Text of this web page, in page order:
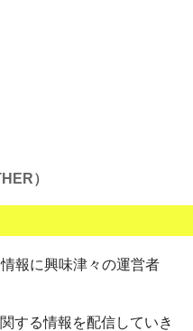
）
報に興味津々の運営者
する情報を配信していき